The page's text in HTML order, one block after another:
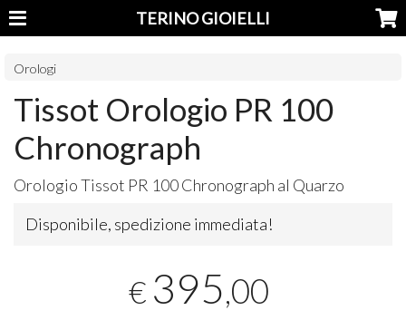
TERINO GIOIELLI
Orologi
Tissot Orologio PR 100
Chronograph
Orologio Tissot PR 100 Chronograph al Quarzo
Disponibile, spedizione immediata!
€ 395,00